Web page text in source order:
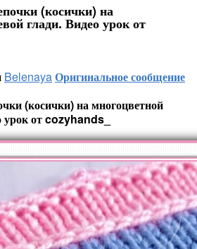
(косички) на
глади. Видео урок от
BelenayaОригинальное сообщение
(косички) на многоцветной
урок от cozyhands_